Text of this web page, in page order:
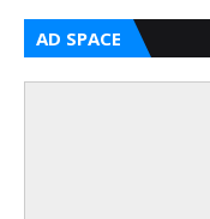
AD SPACE